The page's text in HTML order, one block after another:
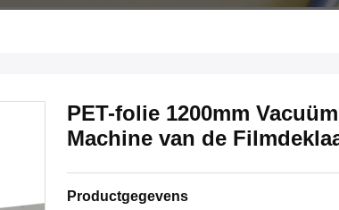
PET-folie 1200mm
Machine van de
Productgegevens